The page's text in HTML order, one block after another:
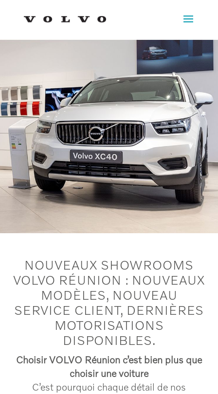
NOUVEAUX SHOWROOMS
VOLVO RÉUNION : NOUVEAUX
MODÈLES, NOUVEAU
SERVICE CLIENT, DERNIÈRES
MOTORISATIONS
DISPONIBLES.
Choisir VOLVO Réunion c’est bien plus que
choisir une voiture
C’est pourquoi chaque détail de nos